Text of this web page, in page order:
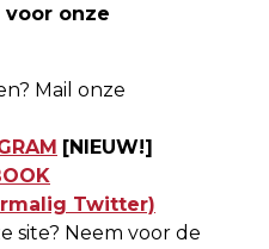
voor onze
Mail onze
[NIEUW!]
Twitter)
site? Neem voor de